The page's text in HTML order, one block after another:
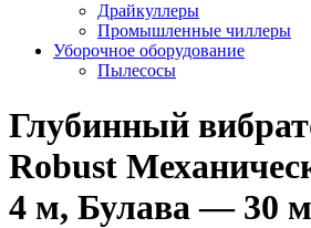
Драйкуллеры
Промышленные чиллеры
Уборочное оборудование
Пылесосы
Глубинный
Robust
4 м, Булава — 30